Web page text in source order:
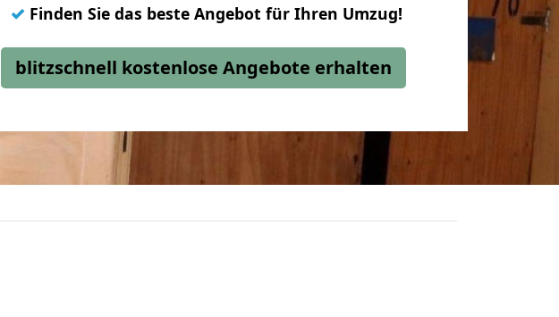
✓ Finden Sie das beste Angebot für Ihren Umzug!
blitzschnell kostenlose Angebote erhalten